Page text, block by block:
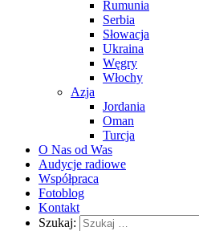
Rumunia
Serbia
Słowacja
Ukraina
Węgry
Włochy
Azja
Jordania
Oman
Turcja
O Nas od Was
Audycje radiowe
Współpraca
Fotoblog
Kontakt
Szukaj: